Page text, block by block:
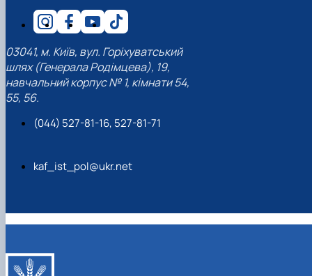
03041, м. Київ, вул. Горіхуватський
шлях (Генерала Родімцева), 19,
навчальний корпус № 1, кімнати 54,
55, 56.
(044) 527-81-16, 527-81-71
kaf_ist_pol@ukr.net